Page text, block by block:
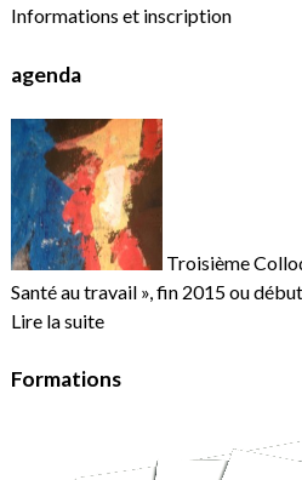
Informations et inscription
agenda
Troisième
Santé au travail », fin 2015 ou
Lire la suite
Formations